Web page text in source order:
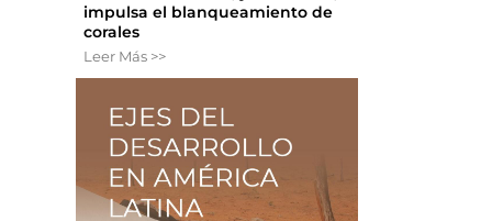
impulsa el blanqueamiento de
corales
Leer Más >>